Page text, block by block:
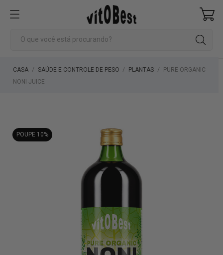
CASA SAÚDE E CONTROLE DE PESO PLANTAS
PURE ORGANIC
NONI JUICE
POUPE 10%